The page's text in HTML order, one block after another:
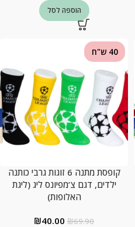
הוספה לסל
40 ש"ח
קופסת מתנה 6 זוגות גרבי כותנה
ילדים, דגם צ’מפיונס ליג (ליגת
האלופות)
₪69.90
₪40.00